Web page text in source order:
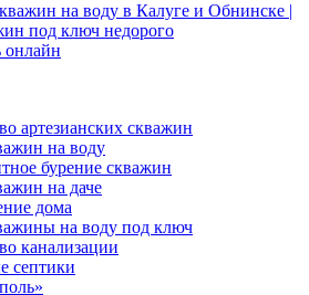
онлайн
артезианских скважин
на воду
бурение скважин
на даче
дома
на воду под ключ
канализации
септики